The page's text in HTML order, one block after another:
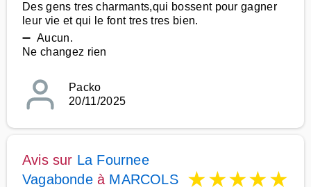
Des gens tres charmants,qui bossent pour gagner
leur vie et qui le font tres tres bien.
➖ Aucun.
Ne changez rien
Packo
20/11/2025
Avis sur La Fournee
Vagabondeà MARCOLS ★★★★★